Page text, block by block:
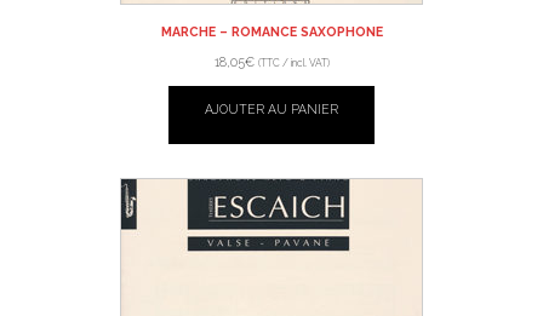
MARCHE – ROMANCE SAXOPHONE
18,05€ (TTC / incl. VAT)
AJOUTER AU PANIER